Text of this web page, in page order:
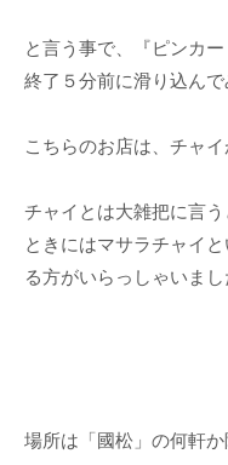
と言う事で、『ピンカ
終了５分前に滑り込んで
こちらのお店は、チャ
チャイとは大雑把に言
ときにはマサラチャイ
る方がいらっしゃいまし
場所は「國松」の何軒か